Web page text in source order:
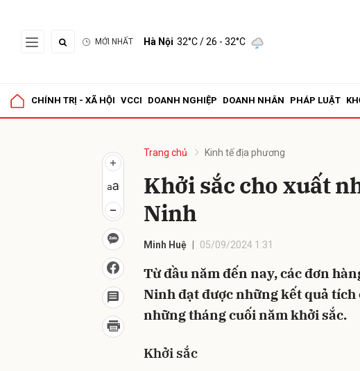
MỚI NHẤT Hà Nội 32°C/ 26 - 32°C
CHÍNH TRỊ - XÃ HỘI VCCI DOANH NGHIỆP DOANH NHÂN PHÁP LUẬT
Trang chủ Kinh tế địa phương
Khởi sắc cho xuất
Ninh
Minh Huệ 05/09/2024 1:31
Từ đầu năm đến nay, các đơn
Ninh đạt được những kết quả
những tháng cuối năm khởi sắc.
Khởi sắc